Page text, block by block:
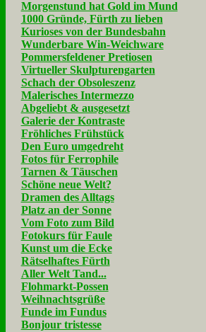
Morgenstund hat Gold im Mund
1000 Gründe, Fürth zu lieben
Kurioses von der Bundesbahn
Wunderbare Win-Weichware
Pommersfeldener Pretiosen
Virtueller Skulpturengarten
Schach der Obsoleszenz
Malerisches Intermezzo
Abgeliebt & ausgesetzt
Galerie der Kontraste
Fröhliches Frühstück
Den Euro umgedreht
Fotos für Ferrophile
Tarnen & Täuschen
Schöne neue Welt?
Dramen des Alltags
Platz an der Sonne
Vom Foto zum Bild
Fotokurs für Faule
Kunst um die Ecke
Rätselhaftes Fürth
Aller Welt Tand...
Flohmarkt-Possen
Weihnachtsgrüße
Funde im Fundus
Bonjour tristesse